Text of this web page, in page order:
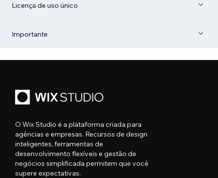
Licença de uso único
Importante
O Wix Studio é a plataforma criada para
agências e empresas. Recursos de design
inteligentes, ferramentas de
desenvolvimento flexíveis e gestão de
negócios simplificada permitem que você
supere expectativas.